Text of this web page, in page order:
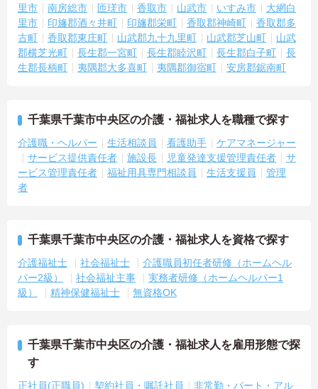
・訪問スケジュールに沿って施設内でのケアを行うため、月平均の
残業時間は5時間から7時間程度とかなり少なめに抑えられます
・夜勤明けの翌日は原則としてお休みとなるシフト編成が組まれて
おり、しっかりと休息を取りながら長期的な就業が可能です
＜評価制度でキャリアアップ＞
・介護福祉士や初任者研修などの資格や実務経験、夜勤回数がしっ
例も多数あり、腰を据えて長期的なキャリア形成が可能です
里市
南房総市 匝瑳市 香取市 山武市 いすみ市
大網白
里市
印旛郡酒々井町 印旛郡栄町 香取郡神崎町
香取郡多
古町
香取郡東庄町 山武郡九十九里町 山武郡芝山町
山武
郡横芝光町
長生郡一宮町 長生郡睦沢町 長生郡白子町
長
生郡長柄町
夷隅郡大多喜町 夷隅郡御宿町 安房郡鋸南町
千葉県千葉市中央区の介護・福祉求人を職種で探す
介護職・ヘルパー 生活相談員 看護助手
ケアマネージャー
サービス提供責任者
施設長 児童発達支援管理責任者
サ
ービス管理責任者
福祉用具専門相談員 生活支援員
管理
者
千葉県千葉市中央区の介護・福祉求人を資格で探す
介護福祉士 社会福祉士
介護職員初任者研修（ホームヘル
パー2級）
社会福祉主事
実務者研修（ホームヘルパー1
級）
精神保健福祉士 無資格OK
千葉県千葉市中央区の介護・福祉求人を雇用形態で探
す
正社員(正職員) 契約社員・嘱託社員 非常勤・パート・アル